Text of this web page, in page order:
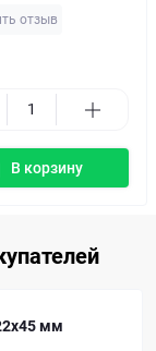
отзыв
В корзину
мм